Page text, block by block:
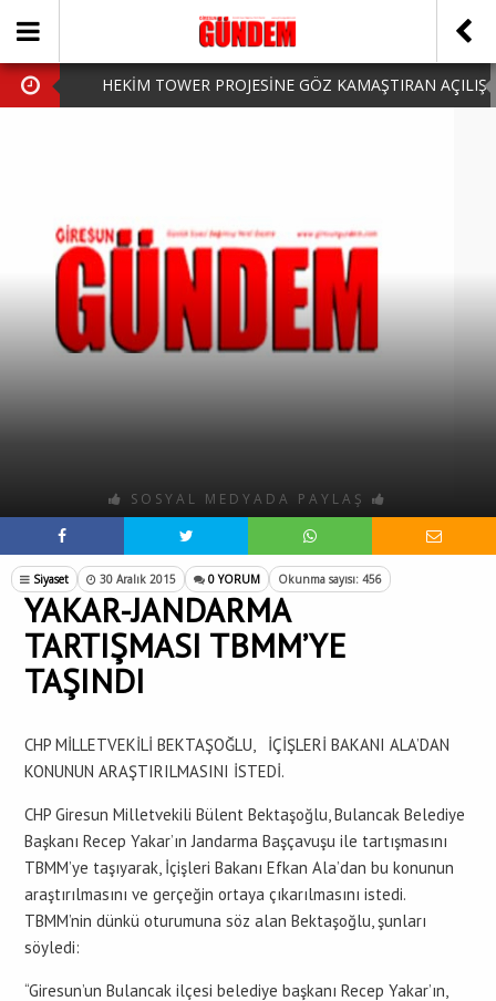
HEKİM TOWER PROJESİNE GÖZ KAMAŞTIRAN AÇILIŞ
HARUN CİCİ: VİDEOYU GÖRÜNCE GÖZLERİM DOLDU
SOSYAL MEDYADA PAYLAŞ
Siyaset 30 Aralık 2015 0 YORUM Okunma sayısı: 456
YAKAR-JANDARMA
TARTIŞMASI TBMM’YE
TAŞINDI
CHP MİLLETVEKİLİ BEKTAŞOĞLU, İÇİŞLERİ BAKANI ALA’DAN
KONUNUN ARAŞTIRILMASINI İSTEDİ.
CHP Giresun Milletvekili Bülent Bektaşoğlu, Bulancak Belediye
Başkanı Recep Yakar’ın Jandarma Başçavuşu ile tartışmasını
TBMM’ye taşıyarak, İçişleri Bakanı Efkan Ala’dan bu konunun
araştırılmasını ve gerçeğin ortaya çıkarılmasını istedi.
TBMM’nin dünkü oturumuna söz alan Bektaşoğlu, şunları
söyledi:
“Giresun’un Bulancak ilçesi belediye başkanı Recep Yakar’ın,